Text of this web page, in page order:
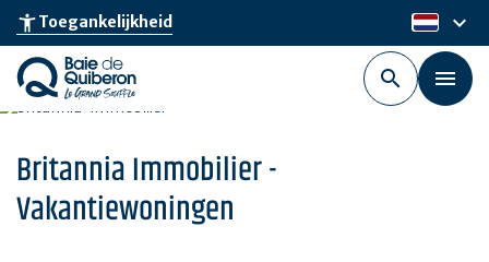
Skip
main
content
accessibility_newToegankelijkheid nl
keyboard_arrow_down
Britannia Immobilier -
Vakantiewoningen